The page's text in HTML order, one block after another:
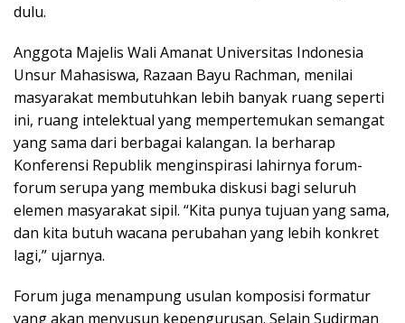
dulu.
Anggota Majelis Wali Amanat Universitas Indonesia
Unsur Mahasiswa, Razaan Bayu Rachman, menilai
masyarakat membutuhkan lebih banyak ruang seperti
ini, ruang intelektual yang mempertemukan semangat
yang sama dari berbagai kalangan. Ia berharap
Konferensi Republik menginspirasi lahirnya forum-
forum serupa yang membuka diskusi bagi seluruh
elemen masyarakat sipil. “Kita punya tujuan yang sama,
dan kita butuh wacana perubahan yang lebih konkret
lagi,” ujarnya.
Forum juga menampung usulan komposisi formatur
yang akan menyusun kepengurusan. Selain Sudirman